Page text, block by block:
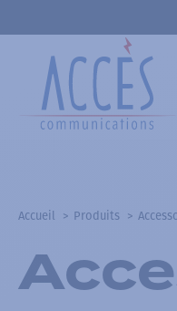
Accueil Produits